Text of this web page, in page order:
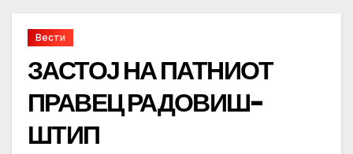
Вести
ЗАСТОЈ НА ПАТНИОТ
ПРАВЕЦ РАДОВИШ-
ШТИП